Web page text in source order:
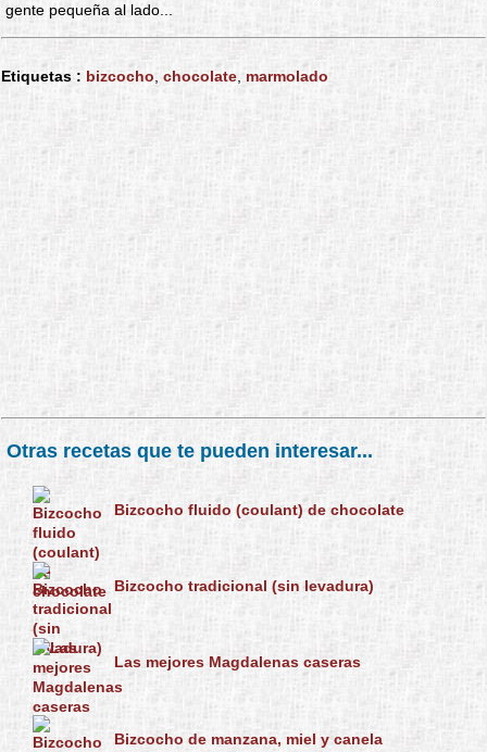
gente pequeña al lado...
Etiquetas : bizcocho chocolate marmolado
Otras recetas que te pueden interesar...
Bizcocho fluido (coulant) de chocolate
Bizcocho tradicional (sin levadura)
Las mejores Magdalenas caseras
Bizcocho de manzana, miel y canela